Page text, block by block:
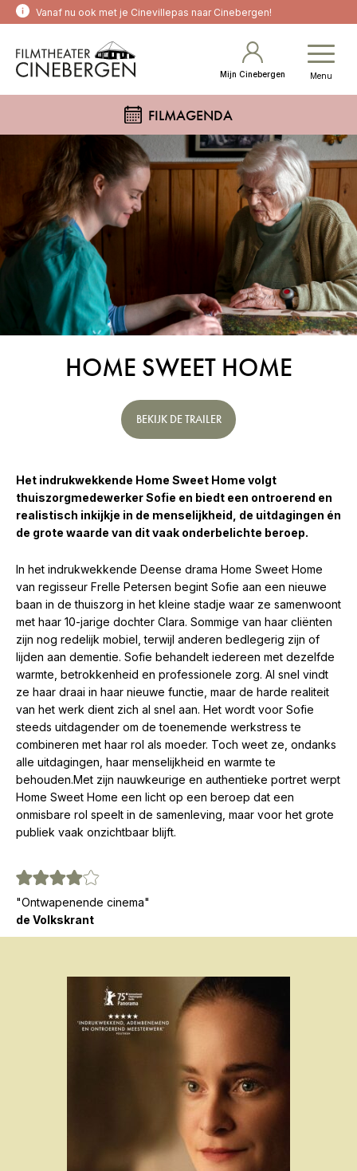
Vanaf nu ook met je Cinevillepas naar Cinebergen!
Mijn Cinebergen Menu
FILMAGENDA
HOME SWEET HOME
BEKIJK DE TRAILER
Het indrukwekkende Home Sweet Home volgt
thuiszorgmedewerker Sofie en biedt een ontroerend en
realistisch inkijkje in de menselijkheid, de uitdagingen én
de grote waarde van dit vaak onderbelichte beroep.
In het indrukwekkende Deense drama Home Sweet Home
van regisseur Frelle Petersen begint Sofie aan een nieuwe
baan in de thuiszorg in het kleine stadje waar ze samenwoont
met haar 10-jarige dochter Clara. Sommige van haar cliënten
zijn nog redelijk mobiel, terwijl anderen bedlegerig zijn of
lijden aan dementie. Sofie behandelt iedereen met dezelfde
warmte, betrokkenheid en professionele zorg. Al snel vindt
ze haar draai in haar nieuwe functie, maar de harde realiteit
van het werk dient zich al snel aan. Het wordt voor Sofie
steeds uitdagender om de toenemende werkstress te
combineren met haar rol als moeder. Toch weet ze, ondanks
alle uitdagingen, haar menselijkheid en warmte te
behouden.Met zijn nauwkeurige en authentieke portret werpt
Home Sweet Home een licht op een beroep dat een
onmisbare rol speelt in de samenleving, maar voor het grote
publiek vaak onzichtbaar blijft.
"Ontwapenende cinema"
de Volkskrant